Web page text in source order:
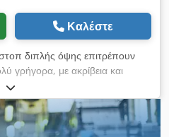
Καλέστε
διπλής όψης επιτρέπουν
γρήγορα, με ακρίβεια και
Tek Όταν ρυθμιστεί στις 45°, η
τεμαχίου εργασίας χωρίς να
Οι διαστάσεις Η
φακού, κλίμακας